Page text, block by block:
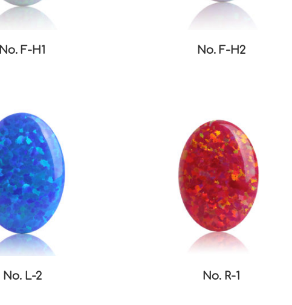
No. F-H1 No. F-H2
No. L-2 No. R-1